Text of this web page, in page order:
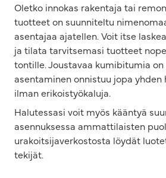
Oletko innokas rakentaja tai
tuotteet on suunniteltu
asentajaa ajatellen. Voit itse
ja tilata tarvitsemasi tuotteet
tontille. Joustavaa kumibitumia
asentaminen onnistuu jopa yhden
ilman erikoistyökaluja.
Halutessasi voit myös kääntyä
asennuksessa ammattilaisten
urakoitsijaverkostosta löydät
tekijät.